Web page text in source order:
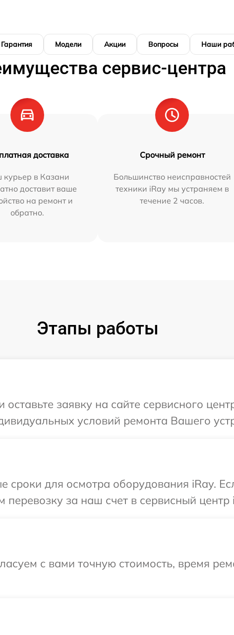
Гарантия Модели Акции Вопросы Наши
сервис-центра
доставка
в Казани
доставит ваше
на ремонт и
обратно.
Срочный ремонт
Большинство неисправностей
техники iRay мы устраняем в
течение 2 часов.
Этапы работы
заявку на сайте сервисного
условий ремонта Вашего
сроки для осмотра оборудования iRay.
за наш счет в сервисный центр
с вами точную стоимость, время